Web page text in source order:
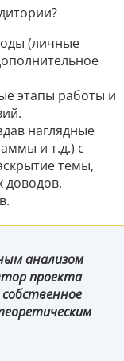
(личные
этапы работы и
наглядные
и т.д.) с
темы,
доводов,
анализом
проекта